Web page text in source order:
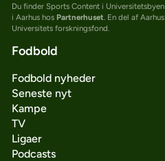
Du finder Sports Content i Universitetsbyen
i Aarhus hos Partnerhuset. En del af Aarhus
Universitets forskningsfond.
Fodbold
Fodbold nyheder
Seneste nyt
Kampe
TV
Ligaer
Podcasts